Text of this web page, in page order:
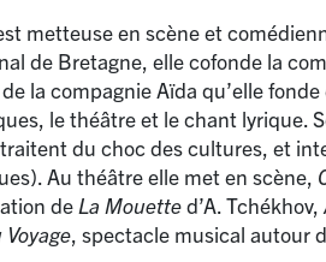
metteuse en scène et
de Bretagne, elle cofonde la
la compagnie Aïda qu’elle
le théâtre et le chant lyrique.
du choc des cultures, et
Au théâtre elle met en scène,
de La Mouetted’A. Tchékhov,
, spectacle musical autour